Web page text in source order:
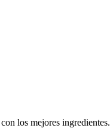
los mejores ingredientes.